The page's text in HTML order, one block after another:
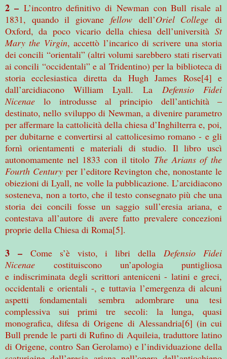
2 –L’incontro definitivo di Newman con Bull risale al
1831, quando il giovane fellowdell’Oriel College di
Oxford, da poco vicario della chiesa dell’università St
Mary the Virgin, accettò l’incarico di scrivere una storia
dei concili “orientali” (altri volumi sarebbero stati riservati
ai concili “occidentali” e al Tridentino) per la biblioteca di
storia ecclesiastica diretta da Hugh James Rose[4] e
dall’arcidiacono William Lyall. La Defensio Fidei
Nicenae lo introdusse al principio dell’antichità –
destinato, nello sviluppo di Newman, a divenire parametro
per affermare la cattolicità della chiesa d’Inghilterra e, poi,
per dubitarne e convertirsi al cattolicesimo romano - e gli
fornì orientamenti e materiali di studio. Il libro uscì
autonomamente nel 1833 con il titolo The Arians of the
Fourth Centuryper l’editore Revington che, nonostante le
obiezioni di Lyall, ne volle la pubblicazione. L’arcidiacono
sosteneva, non a torto, che il testo consegnato più che una
storia dei concili fosse un saggio sull’eresia ariana, e
contestava all’autore di avere fatto prevalere concezioni
proprie della Chiesa di Roma[5].
3 –Come s’è visto, i libri dellaDefensio Fidei
Nicenae costituiscono un’apologia puntigliosa
e indiscriminata degli scrittori anteniceni - latini e greci,
occidentali e orientali -, e tuttavia l’emergenza di alcuni
aspetti fondamentali sembra adombrare una tesi
complessiva sui primi tre secoli: la lunga, quasi
monografica, difesa di Origene di Alessandria[6] (in cui
Bull prende le parti di Rufino di Aquileia, traduttore latino
di Origene, contro San Gerolamo) e l’individuazione della